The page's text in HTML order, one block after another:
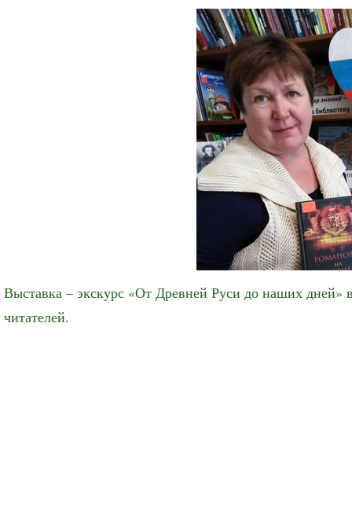
Выставка – экскурс «От Древней Руси до наших дней»
читателей.